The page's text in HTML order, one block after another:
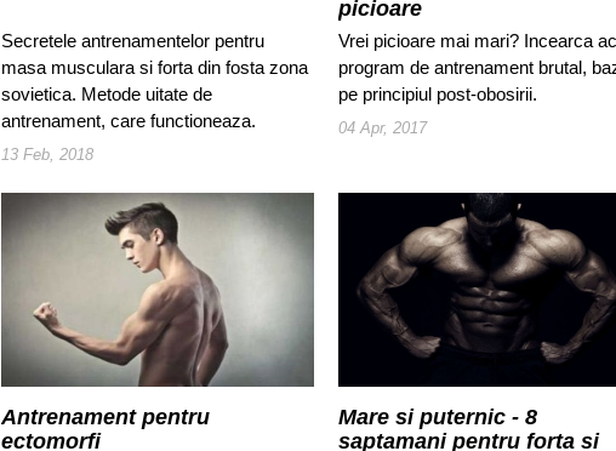
Secretele antrenamentelor pentru
masa musculara si forta din fosta zona
sovietica. Metode uitate de
antrenament, care functioneaza.
13 Feb, 2018
picioare
Vrei picioare mai mari? Incearca
program de antrenament brutal,
pe principiul post-obosirii.
04 Apr, 2017
Antrenament pentru
ectomorfi
Mare si puternic - 8
saptamani pentru forta si